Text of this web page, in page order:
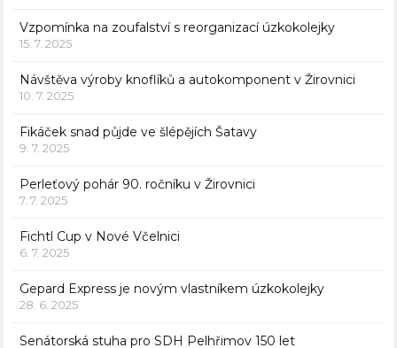
Vzpomínka na zoufalství s reorganizací úzkokolejky
15. 7. 2025
Návštěva výroby knoflíků a autokomponent v Žirovnici
10. 7. 2025
Fikáček snad půjde ve šlépějích Šatavy
9. 7. 2025
Perleťový pohár 90. ročníku v Žirovnici
7. 7. 2025
Fichtl Cup v Nové Včelnici
6. 7. 2025
Gepard Express je novým vlastníkem úzkokolejky
28. 6. 2025
Senátorská stuha pro SDH Pelhřimov 150 let